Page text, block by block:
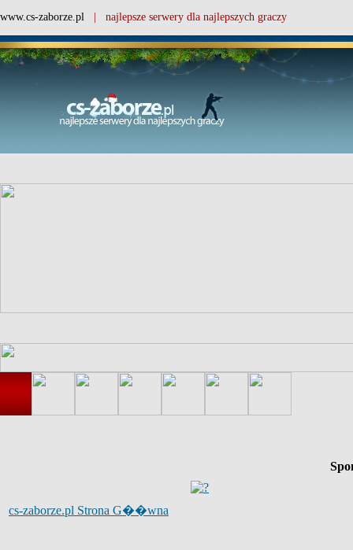
www.cs-zaborze.pl | najlepsze serwery dla najlepszych graczy
cs-zaborze.pl Strona G��wna